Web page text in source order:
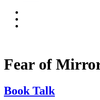
Fear of
Book Talk